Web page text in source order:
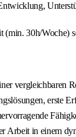
(min. 30h/Woche)
vergleichbaren
erste
Arbeit in einem